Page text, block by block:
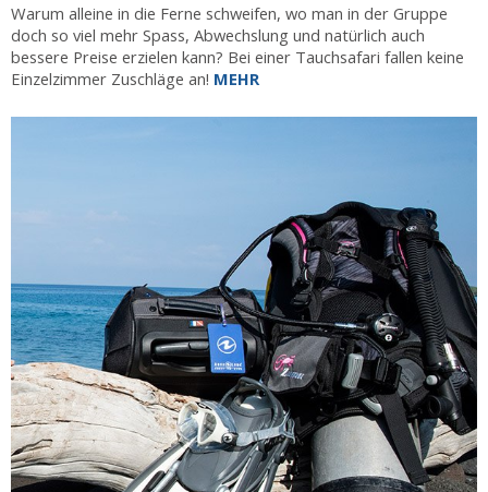
Warum alleine in die Ferne schweifen, wo man in der Gruppe
doch so viel mehr Spass, Abwechslung und natürlich auch
bessere Preise erzielen kann? Bei einer Tauchsafari fallen keine
Einzelzimmer Zuschläge an! MEHR